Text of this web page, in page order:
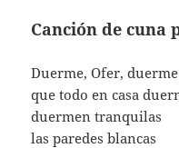
Canción de
Duerme, Ofer,
que todo en casa
duermen tranquilas
las paredes blancas